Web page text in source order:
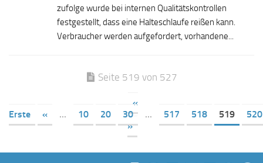
zufolge wurde bei internen Qualitätskontrollen
festgestellt, dass eine Halteschlaufe reißen kann.
Verbraucher werden aufgefordert, vorhandene...
Seite 519 von 527
«
Erste
« ... 10 20 30 ... 517 518 519
520
»